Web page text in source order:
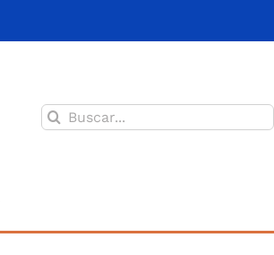
Buscar: